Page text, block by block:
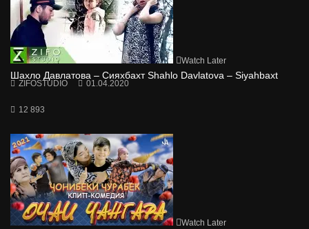
Watch Later
Шахло Давлатова – Сияхбахт Shahlo Davlatova – Siyahbaxt
ZIFOSTUDIO 01.04.2020
12 893
Watch Later